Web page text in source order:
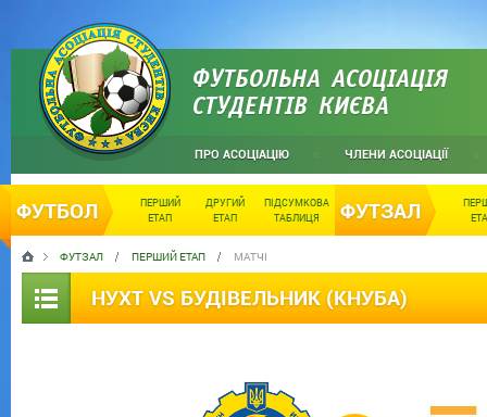
ФУТБОЛЬНА АСОЦІАЦІЯ
СТУДЕНТІВ КИЄВА
ПРО АСОЦІАЦІЮ ЧЛЕНИ АСОЦІАЦІЇ
ФУТБОЛ
ПЕРШИЙ
ЕТАП
ДРУГИЙ
ЕТАП
ПІДСУМКОВА
ТАБЛИЦЯ
ФУТЗАЛ
ФУТЗАЛ ПЕРШИЙ ЕТАП МАТЧІ
НУХТ VS БУДІВЕЛЬНИК (КНУБА)